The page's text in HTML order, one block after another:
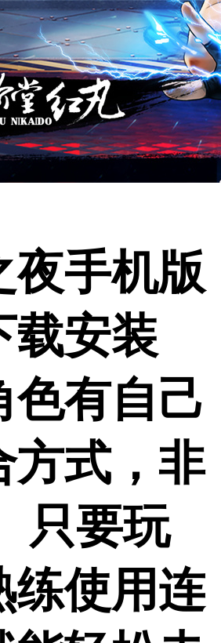
夜手机版
载安装
色有自己
方式，非
只要玩
练使用连